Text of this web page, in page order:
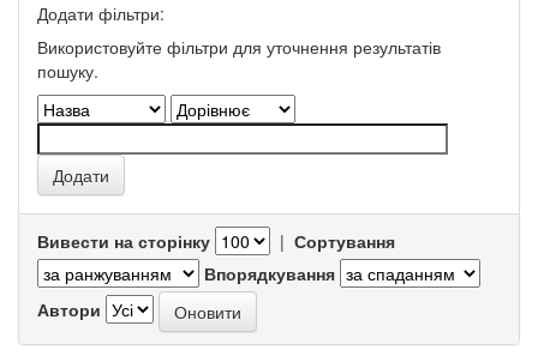
Додати фільтри:
Використовуйте фільтри для уточнення результатів
пошуку.
Вивести на сторінку | Сортування
Впорядкування
Автори